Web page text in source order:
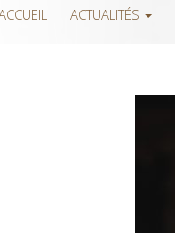
ACTUALITÉS